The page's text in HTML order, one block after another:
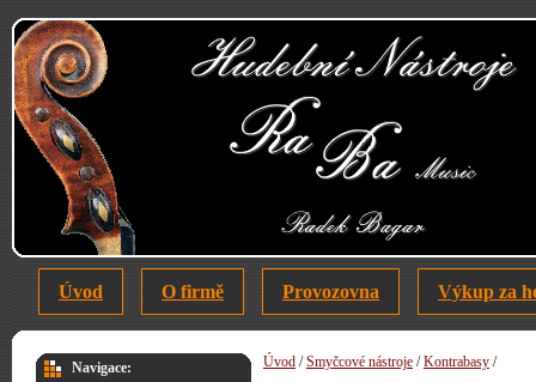
Úvod O firmě Provozovna Výkup za
Navigace:
Úvod /Smyčcové nástroje /Kontrabasy /